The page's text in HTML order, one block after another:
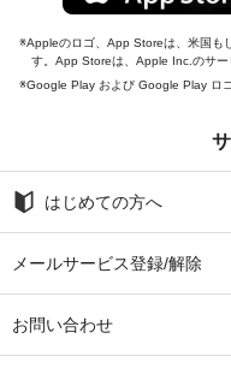
Appleのロゴ、App Storeは、米国も
す。App Storeは、Apple Inc.のサー
Google Play および Google Play ロ
はじめての方へ
メールサービス登録/解除
お問い合わせ